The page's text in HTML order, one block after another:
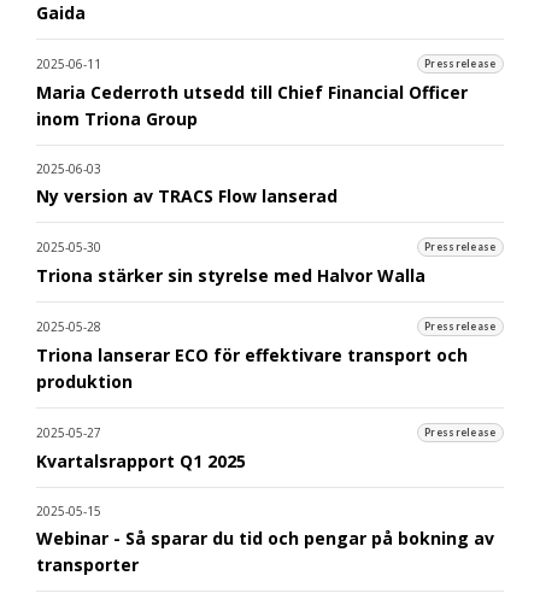
Gaida
2025-06-11 Pressrelease
Maria Cederroth utsedd till Chief Financial Officer
inom Triona Group
2025-06-03
Ny version av TRACS Flow lanserad
2025-05-30 Pressrelease
Triona stärker sin styrelse med Halvor Walla
2025-05-28 Pressrelease
Triona lanserar ECO för effektivare transport och
produktion
2025-05-27 Pressrelease
Kvartalsrapport Q1 2025
2025-05-15
Webinar - Så sparar du tid och pengar på bokning av
transporter